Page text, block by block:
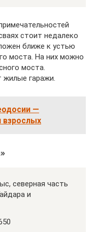
стоит недалеко
ближе к устью
моста. На них можно
моста.
гаражи.
—
взрослых
северная часть
и